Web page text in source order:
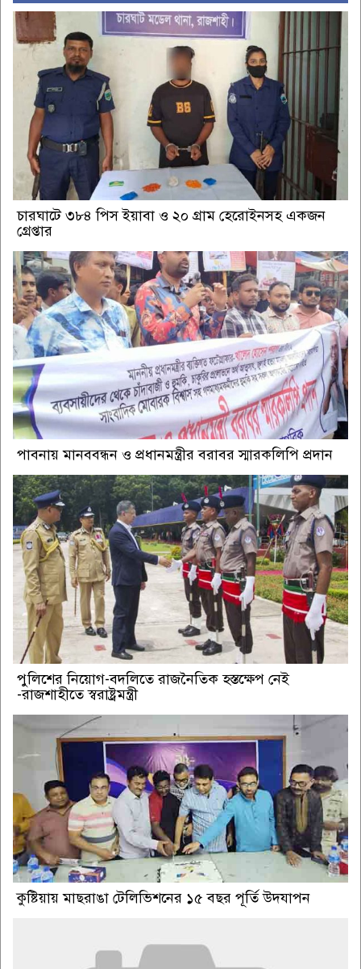
চারঘাটে ৩৮৪ পিস ইয়াবা ও ২০ গ্রাম হেরোইনসহ একজন
গ্রেপ্তার
পাবনায় মানববন্ধন ও প্রধানমন্ত্রীর বরাবর স্মারকলিপি প্রদান
পুলিশের নিয়োগ-বদলিতে রাজনৈতিক হস্তক্ষেপ নেই
-রাজশাহীতে স্বরাষ্ট্রমন্ত্রী
কুষ্টিয়ায় মাছরাঙা টেলিভিশনের ১৫ বছর পূর্তি উদযাপন